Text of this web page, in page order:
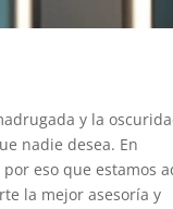
y la
nadie desea. En
eso que estamos
la mejor asesoría y